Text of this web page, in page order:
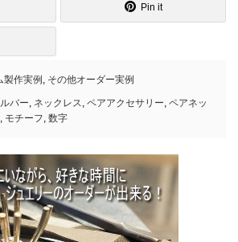
Pin it
製作実例, その他オーダー実例
バー, ネックレス, ペアアクセサリー, ペアネッ
, モチーフ, 数字